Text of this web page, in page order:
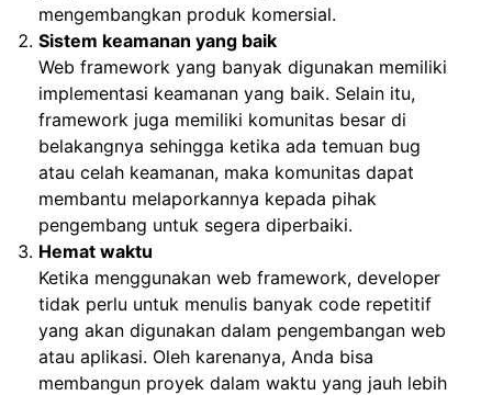
mengembangkan produk komersial.
Sistem keamanan yang baik
Web framework yang banyak digunakan memiliki
implementasi keamanan yang baik. Selain itu,
framework juga memiliki komunitas besar di
belakangnya sehingga ketika ada temuan bug
atau celah keamanan, maka komunitas dapat
membantu melaporkannya kepada pihak
pengembang untuk segera diperbaiki.
Hemat waktu
Ketika menggunakan web framework, developer
tidak perlu untuk menulis banyak code repetitif
yang akan digunakan dalam pengembangan web
atau aplikasi. Oleh karenanya, Anda bisa
membangun proyek dalam waktu yang jauh lebih